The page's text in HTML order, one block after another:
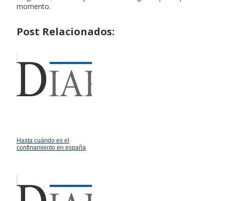
momento.
Post Relacionados:
Hasta cuándo es el
confinamiento en españa